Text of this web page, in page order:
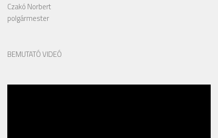
Czakó Norbert
polgármester
BEMUTATÓ VIDEÓ